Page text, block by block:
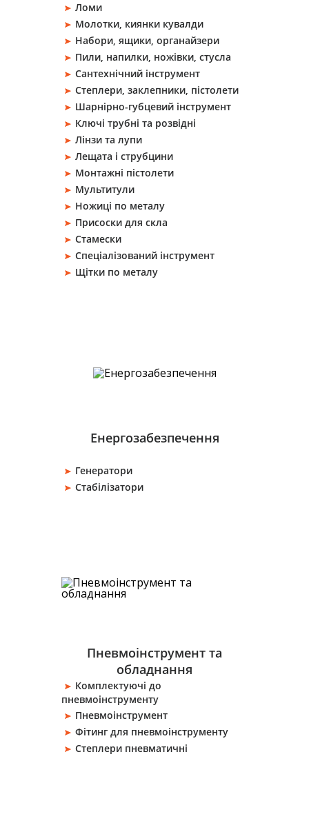
Ломи
Молотки, киянки кувалди
Набори, ящики, органайзери
Пили, напилки, ножівки, стусла
Сантехнічний інструмент
Степлери, заклепники, пістолети
Шарнірно-губцевий інструмент
Ключі трубні та розвідні
Лінзи та лупи
Лещата і струбцини
Монтажні пістолети
Мультитули
Ножиці по металу
Присоски для скла
Стамески
Спеціалізований інструмент
Щітки по металу
Енергозабезпечення
Генератори
Стабілізатори
Пневмоінструмент та
обладнання
Комплектуючі до
пневмоінструменту
Пневмоінструмент
Фітинг для пневмоінструменту
Степлери пневматичні